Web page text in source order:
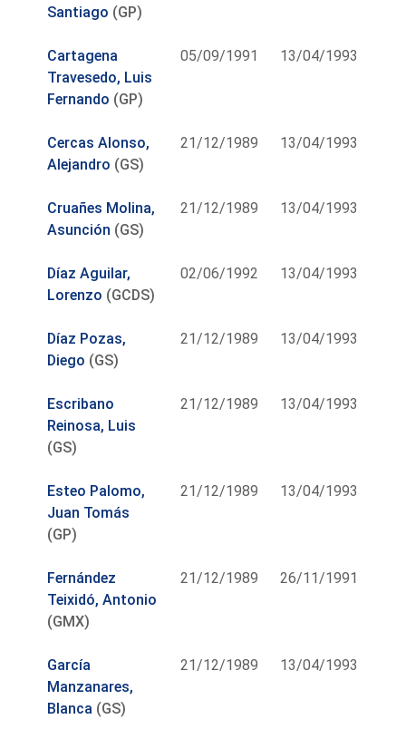
Santiago (GP)
Cartagena
Travesedo, Luis
Fernando (GP)
05/09/1991 13/04/1993
Cercas Alonso,
Alejandro (GS)
21/12/1989 13/04/1993
Cruañes Molina,
Asunción (GS)
21/12/1989 13/04/1993
Díaz Aguilar,
Lorenzo (GCDS)
02/06/1992 13/04/1993
Díaz Pozas,
Diego (GS)
21/12/1989 13/04/1993
Escribano
Reinosa, Luis
(GS)
21/12/1989 13/04/1993
Esteo Palomo,
Juan Tomás
(GP)
21/12/1989 13/04/1993
Fernández
Teixidó, Antonio
(GMX)
21/12/1989 26/11/1991
García
Manzanares,
Blanca (GS)
21/12/1989 13/04/1993